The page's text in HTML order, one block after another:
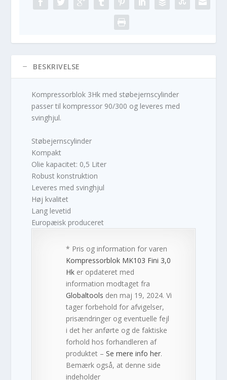
BESKRIVELSE
Kompressorblok 3Hk med støbejernscylinder
passer til kompressor 90/300 og leveres med
svinghjul.
Støbejernscylinder
Kompakt
Olie kapacitet: 0,5 Liter
Robust konstruktion
Leveres med svinghjul
Høj kvalitet
Lang levetid
Europæisk produceret
* Pris og information for varen
Kompressorblok MK103 Fini 3,0
Hk er opdateret med
information modtaget fra
Globaltools den maj 19, 2024. Vi
tager forbehold for afvigelser,
prisændringer og eventuelle fejl
i det her anførte og de faktiske
forhold hos forhandleren af
produktet –Se mere info her.
Bemærk også, at denne side
indeholder